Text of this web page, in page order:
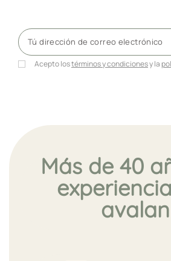
Acepto lostérminos y condicionesy la
Más de 40
avalan